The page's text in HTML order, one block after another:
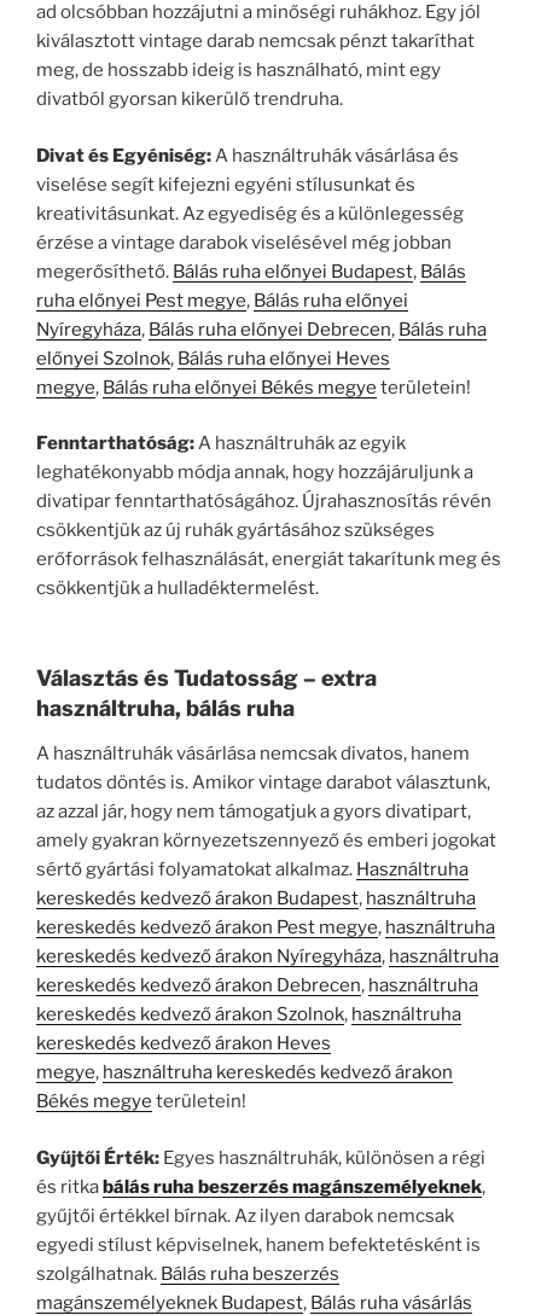
ad olcsóbban hozzájutni a minőségi ruhákhoz. Egy jól
kiválasztott vintage darab nemcsak pénzt takaríthat
meg, de hosszabb ideig is használható, mint egy
divatból gyorsan kikerülő trendruha.
Divat és Egyéniség:A használtruhák vásárlása és
viselése segít kifejezni egyéni stílusunkat és
kreativitásunkat. Az egyediség és a különlegesség
érzése a vintage darabok viselésével még jobban
megerősíthető. Bálás ruha előnyei Budapest, Bálás
ruha előnyei Pest megye, Bálás ruha előnyei
Nyíregyháza, Bálás ruha előnyei Debrecen, Bálás ruha
előnyei Szolnok, Bálás ruha előnyei Heves
megye, Bálás ruha előnyei Békés megye területein!
Fenntarthatóság:A használtruhák az egyik
leghatékonyabb módja annak, hogy hozzájáruljunk a
divatipar fenntarthatóságához. Újrahasznosítás révén
csökkentjük az új ruhák gyártásához szükséges
erőforrások felhasználását, energiát takarítunk meg és
csökkentjük a hulladéktermelést.
Választás és Tudatosság – extra
használtruha, bálás ruha
A használtruhák vásárlása nemcsak divatos, hanem
tudatos döntés is. Amikor vintage darabot választunk,
az azzal jár, hogy nem támogatjuk a gyors divatipart,
amely gyakran környezetszennyező és emberi jogokat
sértő gyártási folyamatokat alkalmaz. Használtruha
kereskedés kedvező árakon Budapest, használtruha
kereskedés kedvező árakon Pest megye, használtruha
kereskedés kedvező árakon Nyíregyháza, használtruha
kereskedés kedvező árakon Debrecen, használtruha
kereskedés kedvező árakon Szolnok, használtruha
kereskedés kedvező árakon Heves
megye, használtruha kereskedés kedvező árakon
Békés megye területein!
Gyűjtői Érték: Egyes használtruhák, különösen a régi
és ritkabálás ruha beszerzés magánszemélyeknek,
gyűjtői értékkel bírnak. Az ilyen darabok nemcsak
egyedi stílust képviselnek, hanem befektetésként is
szolgálhatnak. Bálás ruha beszerzés
magánszemélyeknek Budapest, Bálás ruha vásárlás